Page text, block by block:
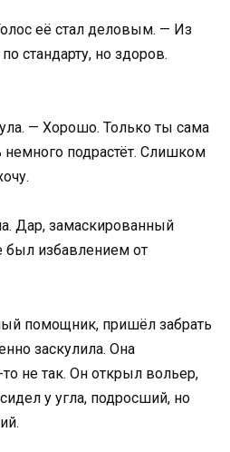
её стал деловым. — Из
стандарту, но здоров.
— Хорошо. Только ты сама
подрастёт. Слишком
Дар, замаскированный
был избавлением от
помощник, пришёл забрать
заскулила. Она
то не так. Он открыл вольер,
у угла, подросший, но